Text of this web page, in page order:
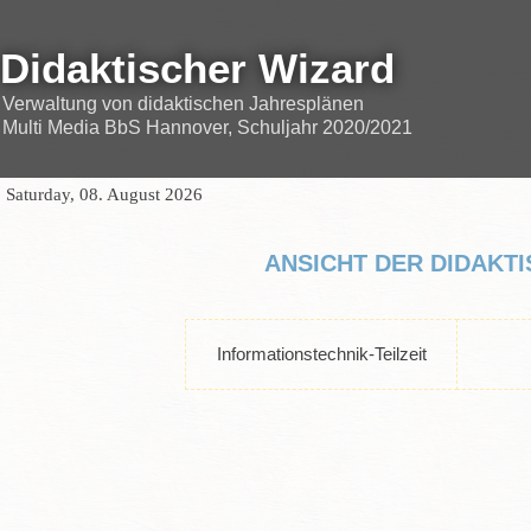
Didaktischer Wizard
Verwaltung von didaktischen Jahresplänen
Multi Media BbS Hannover, Schuljahr 2020/2021
Saturday, 08. August 2026
ANSICHT DER
Informationstechnik-Teilzeit